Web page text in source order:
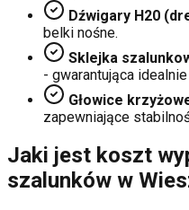
Dźwigary H20
belki nośne.
Sklejka
- gwarantująca
Głowice
zapewniające
Jaki jest koszt
szalunków w